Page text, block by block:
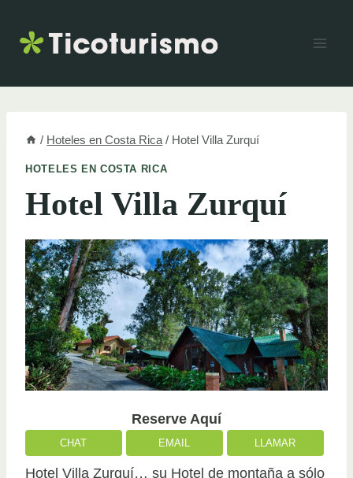
content
/ Hoteles en Costa Rica / Hotel Villa Zurquí
HOTELES EN COSTA RICA
Hotel Villa Zurquí
Reserve Aquí
CHAT EMAIL LLAMAR
Hotel Villa Zurquí… su Hotel de montaña a sólo